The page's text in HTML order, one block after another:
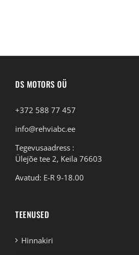
DS MOTORS OÜ
+372 588 77 457
info@rehviabc.ee
Tegevusaadress :
Ülejõe tee 2, Keila 76603
Avatud: E-R 9-18.00
TEENUSED
Hinnakiri